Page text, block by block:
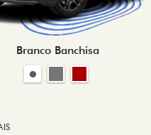
Branco Banchisa